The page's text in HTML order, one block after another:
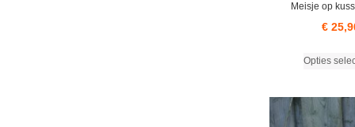
Meisje op
€
Opties